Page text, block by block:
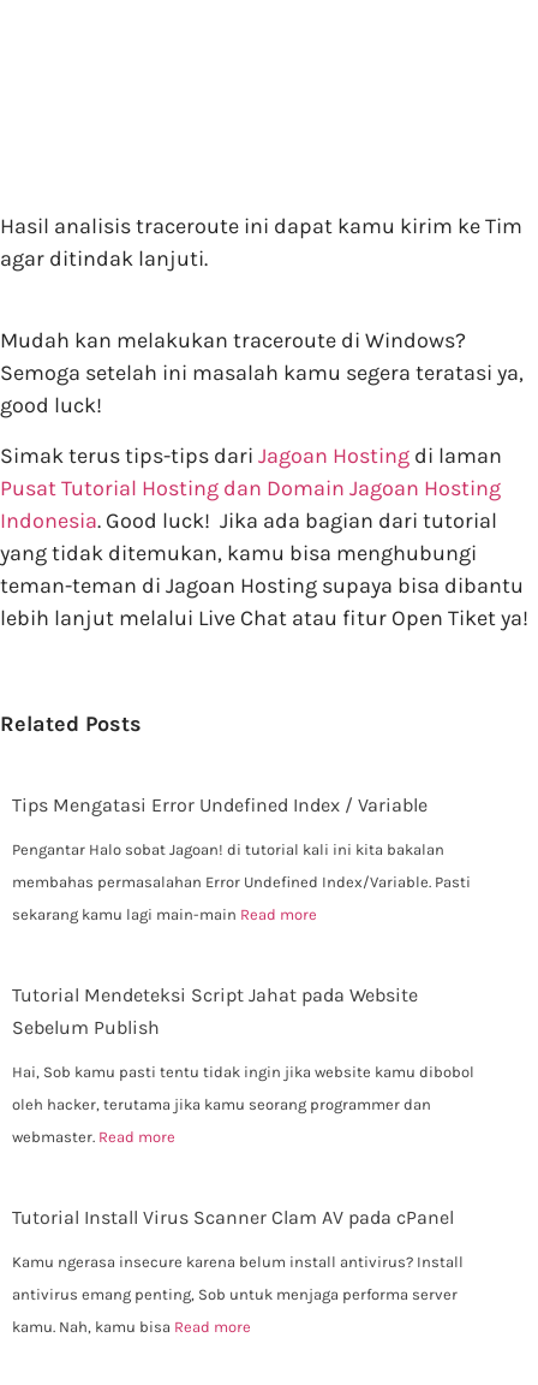
Hasil analisis traceroute ini dapat kamu kirim ke Tim
agar ditindak lanjuti.
Mudah kan melakukan traceroute di Windows?
Semoga setelah ini masalah kamu segera teratasi ya,
good luck!
Simak terus tips-tips dari Jagoan Hosting di laman
Pusat Tutorial Hosting dan Domain Jagoan Hosting
Indonesia. Good luck! Jika ada bagian dari tutorial
yang tidak ditemukan, kamu bisa menghubungi
teman-teman di Jagoan Hosting supaya bisa dibantu
lebih lanjut melalui Live Chat atau fitur Open Tiket ya!
Related Posts
Tips Mengatasi Error Undefined Index / Variable
Pengantar Halo sobat Jagoan! di tutorial kali ini kita bakalan
membahas permasalahan Error Undefined Index/Variable. Pasti
sekarang kamu lagi main-main Read more
Tutorial Mendeteksi Script Jahat pada Website
Sebelum Publish
Hai, Sob kamu pasti tentu tidak ingin jika website kamu dibobol
oleh hacker, terutama jika kamu seorang programmer dan
webmaster. Read more
Tutorial Install Virus Scanner Clam AV pada cPanel
Kamu ngerasa insecure karena belum install antivirus? Install
antivirus emang penting, Sob untuk menjaga performa server
kamu. Nah, kamu bisa Read more